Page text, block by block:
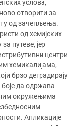
услова,
отворити за
од зачепљења.
од хемијских
путеве, јер
центри
хемикалијама,
брзо деградирају
да одржава
окружењима
Апликације